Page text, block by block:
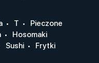
T
Pieczone
Hosomaki
Sushi
Frytki